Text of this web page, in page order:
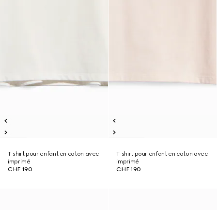
T-shirt pour enfant en coton avec
imprimé
CHF 190
T-shirt pour enfant en coton avec
imprimé
CHF 190